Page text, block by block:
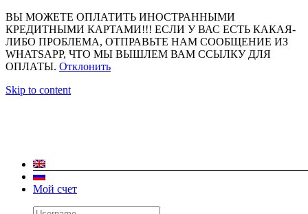
ВЫ МОЖЕТЕ ОПЛАТИТЬ ИНОСТРАННЫМИ
КРЕДИТНЫМИ КАРТАМИ!!! ЕСЛИ У ВАС ЕСТЬ КАКАЯ-
ЛИБО ПРОБЛЕМА, ОТПРАВЬТЕ НАМ СООБЩЕНИЕ ИЗ
WHATSAPP, ЧТО МЫ ВЫШЛЕМ ВАМ ССЫЛКУ ДЛЯ
ОПЛАТЫ. Отклонить
Skip to content
Мой счет